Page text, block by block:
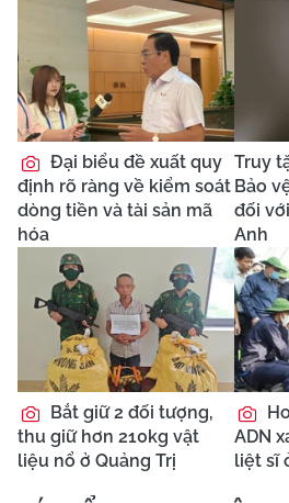
Đại biểu đề xuất quy
định rõ ràng về kiểm soát
dòng tiền và tài sản mã
hóa
Truy
Bảo
đối
Anh
Bắt giữ 2 đối tượng,
thu giữ hơn 210kg vật
liệu nổ ở Quảng Trị
ADN
liệt sĩ